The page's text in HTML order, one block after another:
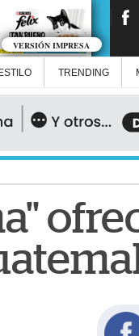
VERSIÓN IMPRESA
TRENDING